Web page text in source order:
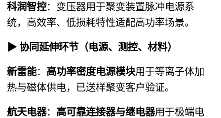
科润智控：变压器用于聚变装置脉冲电源系
统，高效率、低损耗特性适配高功率场景。
▶ 协同延伸环节（电源、测控、材料）
新雷能： 高功率密度电源模块用于等离子体加
热与磁体供电，已送样聚变客户验证。
航天电器： 高可靠连接器与继电器用于极端电